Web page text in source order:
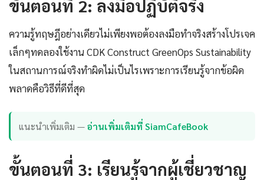
ขั้นตอนที่ 2: ลงมือปฏิบัติจริง
ความรู้ทฤษฎีอย่างเดียวไม่เพียงพอต้องลงมือทำจริงสร้างโปรเจค
เล็กๆทดลองใช้งาน CDK Construct GreenOps Sustainability
ในสถานการณ์จริงทำผิดไม่เป็นไรเพราะการเรียนรู้จากข้อผิด
พลาดคือวิธีที่ดีที่สุด
แนะนำเพิ่มเติม —อ่านเพิ่มเติมที่ SiamCafeBook
ขั้นตอนที่ 3: เรียนรู้จากผู้เชี่ยวชาญ